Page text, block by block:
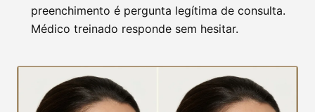
preenchimento é pergunta legítima de consulta.
Médico treinado responde sem hesitar.